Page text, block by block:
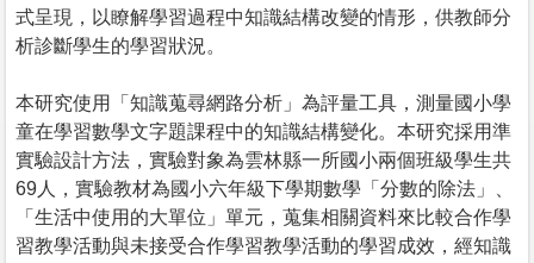
式呈現，以瞭解學習過程中知識結構改變的情形，供教師分
析診斷學生的學習狀況。
本研究使用「知識蒐尋網路分析」為評量工具，測量國小學
童在學習數學文字題課程中的知識結構變化。本研究採用準
實驗設計方法，實驗對象為雲林縣一所國小兩個班級學生共
69人，實驗教材為國小六年級下學期數學「分數的除法」、
「生活中使用的大單位」單元，蒐集相關資料來比較合作學
習教學活動與未接受合作學習教學活動的學習成效，經知識